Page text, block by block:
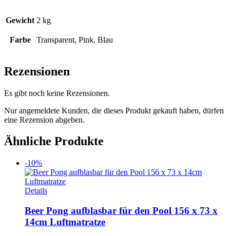
Gewicht 2 kg
Farbe Transparent, Pink, Blau
Rezensionen
Es gibt noch keine Rezensionen.
Nur angemeldete Kunden, die dieses Produkt gekauft haben, dürfen
eine Rezension abgeben.
Ähnliche Produkte
-10%
Details
Beer Pong aufblasbar für den Pool 156 x 73 x
14cm Luftmatratze